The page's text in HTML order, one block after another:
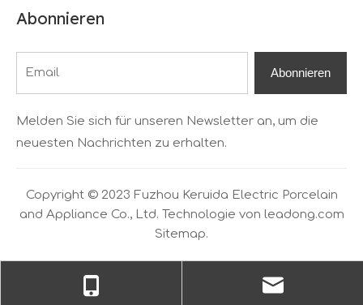
Abonnieren
Abonnieren
Melden Sie sich für unseren Newsletter an, um die
neuesten Nachrichten zu erhalten.
Copyright © 2023 Fuzhou Keruida Electric Porcelain
and Appliance Co., Ltd. Technologie von leadong.com
Sitemap.